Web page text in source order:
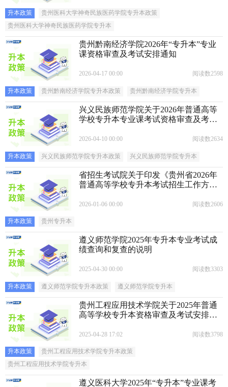
升本政策
贵州医科大学神奇民族医药学院专升本政策
贵州医科大学神奇民族医药学院专升本
贵州黔南经济学院2026年“专升本”专业
课资格审查及考试安排通知
2026-04-17 00:00 阅读数2598
升本政策 贵州黔南经济学院专升本政策 贵州黔南经济学院专升本
兴义民族师范学院关于2026年普通高等
学校专升本专业课考试资格审查及考试
2026-04-10 00:00 阅读数2634
升本政策 兴义民族师范学院专升本政策 兴义民族师范学院专升本
省招生考试院关于印发《贵州省2026年
普通高等学校专升本考试招生工作方
2026-01-06 00:00 阅读数2606
升本政策 贵州专升本
遵义师范学院2025年专升本专业考试成
绩查询和复查的说明
2025-04-30 00:00 阅读数3303
升本政策 遵义师范学院专升本政策 遵义师范学院专升本
贵州工程应用技术学院关于2025年普通
高等学校专升本资格审查及考试安排的
2025-04-28 17:02 阅读数3798
升本政策
贵州工程应用技术学院专升本政策
贵州工程应用技术学院专升本
遵义医科大学2025年“专升本”专业课考